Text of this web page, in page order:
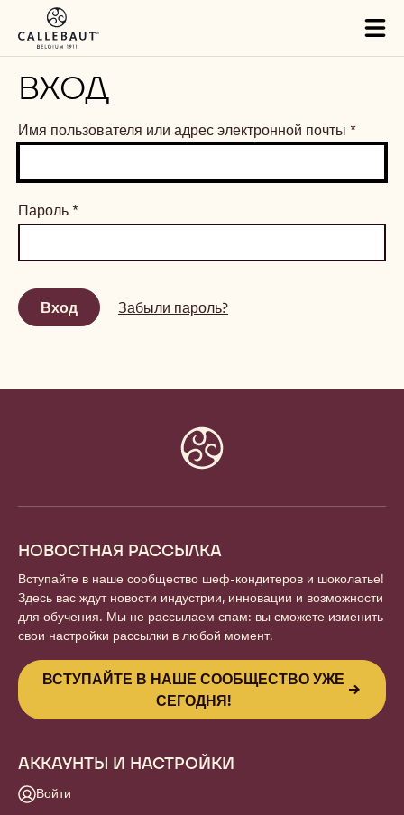
Skip to main content
ВХОД
Имя пользователя или адрес электронной почты *
Пароль *
Забыли пароль?
НОВОСТНАЯ РАССЫЛКА
Вступайте в наше сообщество шеф-кондитеров и шоколатье!
Здесь вас ждут новости индустрии, инновации и возможности
для обучения. Мы не рассылаем спам: вы сможете изменить
свои настройки рассылки в любой момент.
ВСТУПАЙТЕ В НАШЕ СООБЩЕСТВО УЖЕ
СЕГОДНЯ!
АККАУНТЫ И НАСТРОЙКИ
Войти